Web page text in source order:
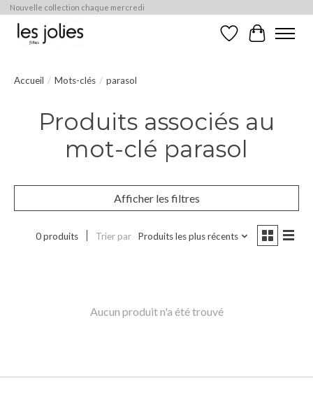
Nouvelle collection chaque mercredi
Liste de souhaits
Panier
Accueil / Mots-clés / parasol
Produits associés au
mot-clé parasol
Afficher les filtres
0 produits Trier par Produits les plus récents
Aucun produit n'a été trouvé